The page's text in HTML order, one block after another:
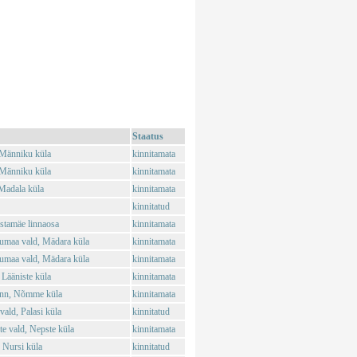
Staatus
küla
kinnitamata
küla
kinnitamata
küla
kinnitamata
kinnitatud
linnaosa
kinnitamata
vald, Mädara küla
kinnitamata
vald, Mädara küla
kinnitamata
küla
kinnitamata
Nõmme küla
kinnitamata
Palasi küla
kinnitatud
vald, Nepste küla
kinnitamata
Nursi küla
kinnitatud